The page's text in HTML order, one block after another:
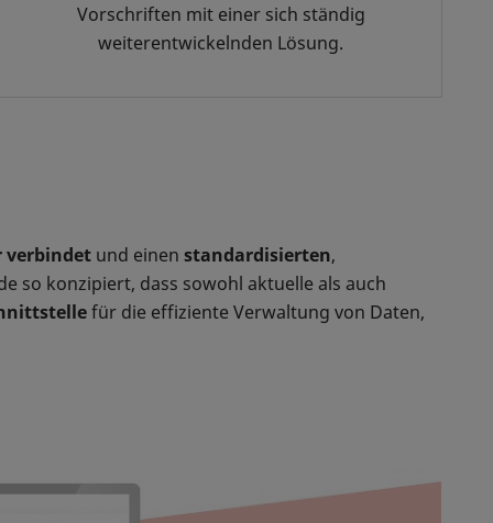
Vorschriften mit einer sich ständig
weiterentwickelnden Lösung.
verbindet und einen standardisierten,
so konzipiert, dass sowohl aktuelle als auch
für die effiziente Verwaltung von Daten,